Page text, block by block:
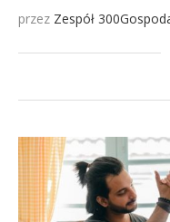
przez Zespół